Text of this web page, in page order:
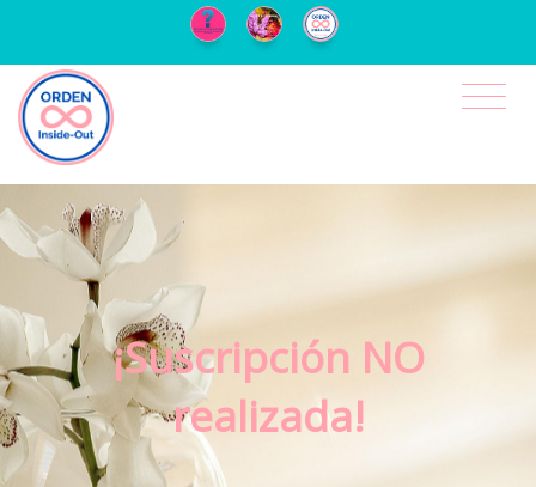
¡Suscripción NO
realizada!